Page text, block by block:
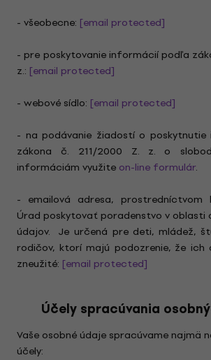
- všeobecne: [email protected]
- pre poskytovanie informácií podľa
z.: [email protected]
- webové sídlo: [email protected]
- na podávanie žiadostí o
zákona č. 211/2000 Z. z. o
informáciám využite on-line formulár.
- emailová adresa, prostredníctvom
Úrad poskytovať poradenstvo v oblasti
údajov. Je určená pre deti, mládež,
rodičov, ktorí majú podozrenie, že ich
zneužité: [email protected]
Účely spracúvania
Vaše osobné údaje spracúvame najmä
účely: